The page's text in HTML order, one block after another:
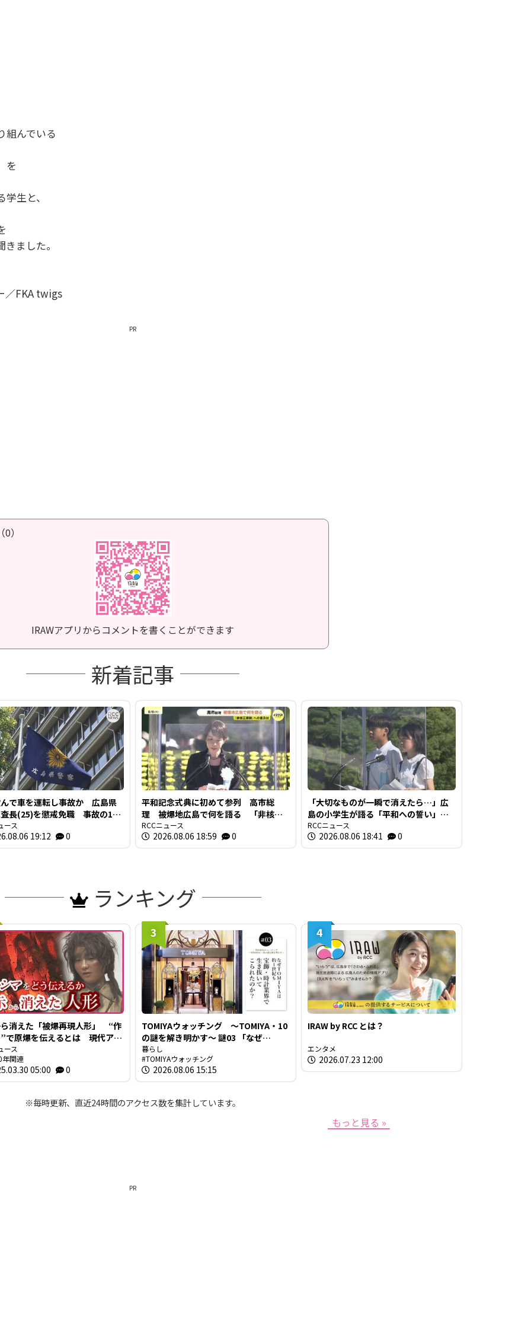
組んでいる
を
生と、
ました。
FKA twigs
PR
）
IRAWアプリからコメントを書くことができます
新着記事
で車を運転し事故か 広島県
長(25)を懲戒免職 事故の1時
“飲食店で飲酒” 基準値の5倍
ール検知
ース
19:12 0
平和記念式典に初めて参列 高市総
理 被爆地広島で何を語る 「非核三
原則」への言及は
RCCニュース
2026.08.06 18:59 0
「大切なものが一瞬で消えたら…」広
島の小学生が語る「平和への誓い」
【被爆81年】
RCCニュース
2026.08.06 18:41 0
ランキング
消えた「被爆再現人形」 “作
で原爆を伝えるとは 現代アー
調査研究 人形の持つ “力” と
さ”
ース
年関連
05:00 0
3
TOMIYAウォッチング ～TOMIYA・10
の謎を解き明かす～ 謎03 「なぜ
TOMIYAは約1世紀も宝飾・時計業界で
生き抜いてこられたのか？」
暮らし
TOMIYAウォッチング
2026.08.06 15:15
4
IRAW by RCC とは？
エンタメ
2026.07.23 12:00
※毎時更新、直近24時間のアクセス数を集計しています。
もっと見る »
PR